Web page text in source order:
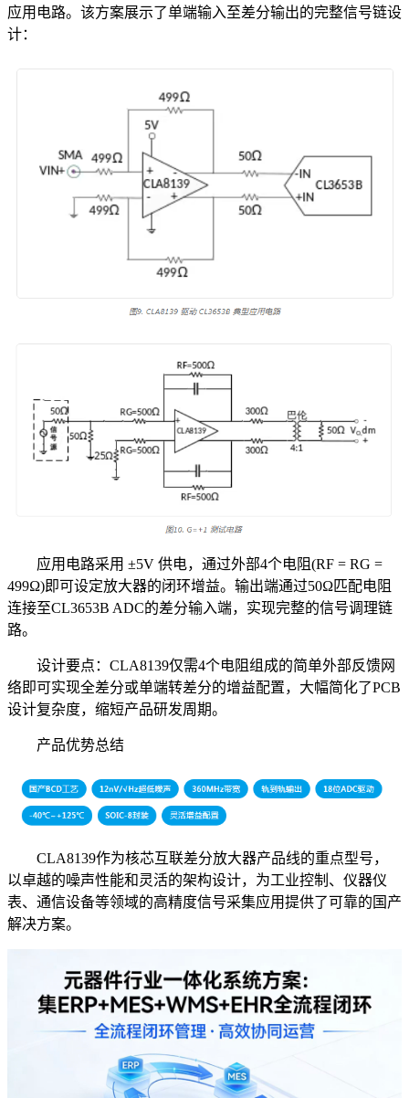
应用电路。该方案展示了单端输入至差分输出的完整信号链设
计：
应用电路采用 ±5V 供电，通过外部4个电阻(RF = RG =
499Ω)即可设定放大器的闭环增益。输出端通过50Ω匹配电阻
连接至CL3653B ADC的差分输入端，实现完整的信号调理链
路。
设计要点：CLA8139仅需4个电阻组成的简单外部反馈网
络即可实现全差分或单端转差分的增益配置，大幅简化了PCB
设计复杂度，缩短产品研发周期。
产品优势总结
CLA8139作为核芯互联差分放大器产品线的重点型号，
以卓越的噪声性能和灵活的架构设计，为工业控制、仪器仪
表、通信设备等领域的高精度信号采集应用提供了可靠的国产
解决方案。